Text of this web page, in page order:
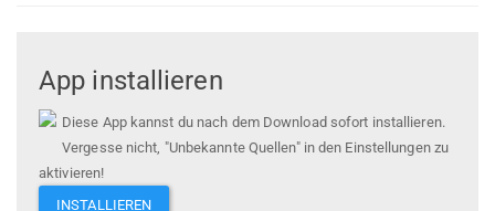
App installieren
Diese App kannst du nach dem Download sofort installieren.
Vergesse nicht, "Unbekannte Quellen" in den Einstellungen zu
aktivieren!
INSTALLIEREN